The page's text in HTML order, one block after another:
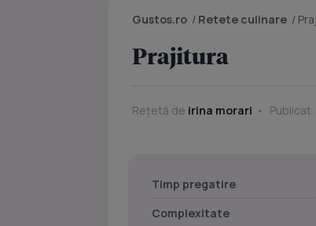
Gustos.ro / Retete culinare /
Prajitura
Rețetă de irina morari
Timp pregatire
Complexitate